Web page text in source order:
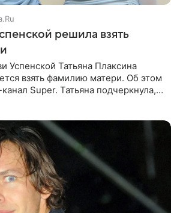
решила взять
Успенской Татьяна Плаксина
взять фамилию матери. Об этом
Super. Татьяна подчеркнула,